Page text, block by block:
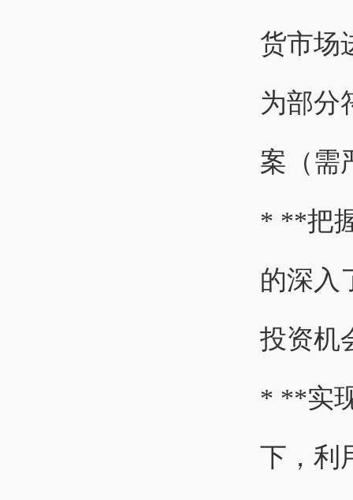
货市场
为部分
案（需
* **把
的深入
投资机
* **实
下，利